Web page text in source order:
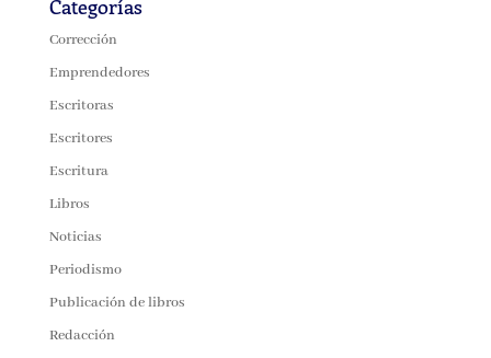
Categorías
Corrección
Emprendedores
Escritoras
Escritores
Escritura
Libros
Noticias
Periodismo
Publicación de libros
Redacción